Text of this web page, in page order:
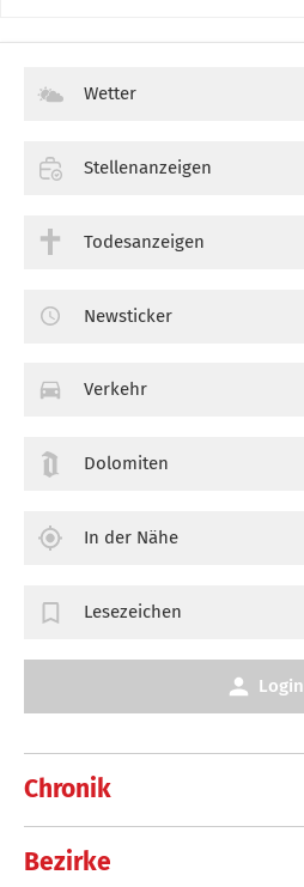
Chronik
Bezirke
Wetter
Stellenanzeigen
Todesanzeigen
Newsticker
Verkehr
Dolomiten
In der Nähe
Lesezeichen
Login